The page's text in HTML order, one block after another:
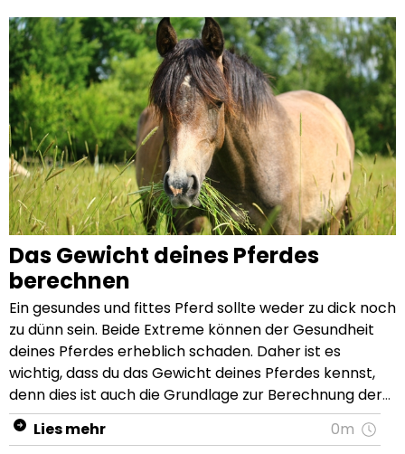
Das Gewicht deines Pferdes
berechnen
Ein gesundes und fittes Pferd sollte weder zu dick noch zu dünn sein. Beide Extreme können der Gesundheit deines Pferdes erheblich schaden. Daher ist es wichtig, dass du das Gewicht deines Pferdes kennst, denn dies ist auch die Grundlage zur Berechnung der optimalen täglichen Futterration und dient zusätzlich als Richtlinie für die Dosierung von Medikamenten sowie Wurmkuren. Wenn dir keine Tierwaage zur Verfügung steht, kannst du das Gewicht deines Pferdes ganz einfach berechnen. Du hast verschiedene Möglichkeiten, um das Gewicht deines Pferdes zu bestimmen. Die einfachste und genauste Art der Gewichtsbestimmung ist eine Waage. Ein Pferd kann natürlich nicht auf einer handelsüblichen Waage gewogen werden. Stattdessen gibt es spezielle Waagen, die für Tiere über 300 kg geeignet sind. Diese sind aber in der Regel sehr teuer und oft lohnt sich eine Anschaffung für den privaten Gebrauch nicht. Auch LKW-Waagen können sich für das Wiegen deines Pferdes eignen. Die Wiegegeräte finden sich häufig bei Genossenschaften oder Speditionen. Vielleicht kannst du in deiner Umgebung einmal nachsehen und fragen, ob du dein Pferd wiegen darfst. Am besten wiegst du das Gespann einmal ohne und einmal mit Pferd. Die Differenz ergibt dann das Gewicht deines Pferdes. Darüber hinaus gibt es mobile Pferdewaagen, die direkt auf dem Hof gefahren werden. Oftmals werden die Preise nach Anzahl der Pferde gestaffelt. Schließe dich mit anderen Pferdebesitzern zusammen, um die Kosten möglichst gering zu halten. Wie viel wiegt dein Pferd? Nicht alle Pferdebesitzer haben die Möglichkeit, eine Tierwaage zu organisieren. Wenn dieser Fall eintritt und du dennoch wissen möchtest, wie viel dein Pferd ungefähr auf die Waage bringt, kannst du das Gewicht bis auf wenige Kilogramm berechnen. Alles, was du dafür brauchst, ist ein mindestens 2 Meter langes Maßband und ein bisschen Mathematik. Am besten suchst du dir einen Helfer, der dich beim Maßnehmen unterstützt. Das Gewichtsmaßband zur ersten, groben Gewichtsbestimmung Mit speziellen Gewichtsmaßbändern kannst du durch das Messen des Brustumfanges an der Gurtlage das Gewicht deines Pferdes bestimmen. Das Band wird direkt hinter den Widerrist angelegt und einmal um das Pferd gelegt. Es ist wichtig, dass du das Maßband straff hältst, damit das Gewicht präzise gemessen werden kann. Die Gewichtsbestimmung mit einem Maßband dient zur ersten, groben Einschätzung des Gewichts deines Pferdes. Durch den regelmäßigen Einsatz des Gewichtsmaßbands werden etwaige Schwankungen deines Pferdes schnell festgestellt, sogar noch bevor diese mit den bloßen Augen erkennbar sind. Bestimme dazu einfach im Zweiwochenrhythmus das Gewicht deines Pferdes und notiere dir die Werte. Für ein genaueres Ergebnis empfehlen wir dir die Verwendung folgender Formeln: 1. Formel zur Errechnung des Pferdegewichts Bei der Gewichtsberechnung durch Formeln benötigst du ein flexibles Maßband mit Zentimeterangaben. Als erstes misst du den Brustumfang deines Pferdes in der Gurtlage und notierst dein Ergebnis. Anschließend wird die Länge des Pferdes von der Spitze der Schultervom Buggelenk bis zum Sitzbeinhöcker ermittelt. Diese beiden Werte setzt du dann in die sogenannte "Carroll und Huntington Formel" ein: (Brustumfang in cm x Brustumfang in cm x Länge in cm) / 11.877 = Gewicht deines Pferdes in Kilogramm Beispiel: Du hast den Brustumfang deines Pferdes mit 180 cm gemessen und dein Pferd ist 192 cm lang. Diese Werte setzt du in die Formel ein und bestimmst so das ungefähre Gewicht deines Pferdes: (180 cm x 180 cm x 192 cm) / 11.877 = 523,77 kg 2. Formel zur Errechnung des Pferdegewichts Die 2. Formel benötigt wieder den Brustumfang deines Pferdes in Zentimetern zur optimalen Gewichtsberechnung. Wie bei der 1. Formel wird dieser auch hier in der Gurtlage gemessen. Zusätzlich bestimmst du die Länge deines Pferdes von der Schulter bis zur Hinterhand. Die beiden Ergebnisse werden in die Formel eingesetzt: (Brustumfang in cm x Brustumfang in cm x Länge in cm) / 8.717 = Gewicht des Pferdes in Kilogramm Beispiel: Dein Pferd besitzt einen Brustumfang von 180 cm und ist etwa 141 cm lang. Diese Werte setzt du dann in die Formel ein und bestimmst so das ungefähre Gewicht: (180 cm x 180 cm x 141 cm) / 8.717 = 524,08 kg Mit beiden Formeln kannst du das Gewicht deines Pferdes bis auf etwa 20 kg (+/-) seines tatsächlichen Gewichts berechnen. Die genaue Zahl kannst du aber nur mit einer Waage erfassen. Das durchschnittliche Idealgewicht einzelner Pferderassen Nachdem du das Gewicht deines Pferdes bestimmt hast, vergleiche dieses doch einmal mit dem durchschnittlichen Gewicht der Rasse. Vielleicht hast du für deinen Haflinger ein Gewicht von 590 kg ermittelt und dir erscheint diese Zahl sehr hoch? Aber für ein Pferd dieser Rasse ist dies nicht unüblich. In der folgenden Tabelle haben wir dir ein paar bekannte und beliebte Pferderassen mit ihrem Durchschnittsgewicht und ihrer durchschnittlichen Größe zusammengestellt. Rasse Gewicht in Kilogramm Größe (Stockmaß) Andalusier 390 - 490 kg 150 - 172 cm Araber 380 - 450 kg 145 - 155 kg Deutsches Reitpony 320 - 330 kg 138 - 148 cm Englisches Vollblut 480 - 520 kg 152 - 173 cm Friese 500 - 750 kg 155 - 175 cm Haflinger 450 - 600 kg 138 - 148 cm Hannoveraner 530 - 760 kg 160 - 185 cm Holsteiner 700 - 850 kg 165 - 175 cm Isländer 300 - 500 kg 130 - 150 cm Oldenburger 510 - 700 kg 165 - 179 cm Paint Horse 470 - 600 kg 150 - 158 cm Quarter Horse 530 - 550 kg 150 - 160 cm Rheinländer 600 - 740 kg 165 - 175 cm Schwarzwälder Fuchs 600 - 700 kg 148 - 160 cm Shetlandpony 100 - 200 kg 87 - 107 cm Shire Horse 700 - 1000 kg 170 - 195 cm Traber 500 - 700 kg 150 - 175 cm Trakehner 460 - 670 kg 160 - 170 cm Welsh Pony 345 - 355 kg Bis 122 cm Westfale 530 - 740 kg 162 - 175 cm Auch innerhalb der Pferderassen gibt es verschiedene Typen, die vielleicht vom Idealgewicht ihrer Rasse abweichen, aber dennoch gesund und nicht zu dick oder zu dünn sind. Darüber hinaus gibt es Unterschiede zwischen Stuten, die oft leichter sind als Hengste, die etwas mehr Masse besitzen. Mit der Berechnung hast du bereits eine gute Grundlage zum Gewicht deines Pferdes ermittelt. Nun solltest du feststellen, ob dein Pferd zu viel oder zu wenig „auf den Rippen“ hat. Dazu eignet sich das sogenannte Body Condition Scoring, bei dem du verschiedene Bereiche, wie z.B. den Hals oder den Bauchbereich deines Pferdes, durch abtasten beurteilst. In unserem Ratgeber „Gewicht des Pferdes zu dick oder zu dünn“ erklären wir „Step-by-Step“, wie das Body Condition Scoring funktioniert. Hast du nach dem Messen und auch nach dem Body Condition Scoring festgestellt, dass dein Pferd einige Kilos zu viel auf den Rippen hat? Damit dein Pferd die überflüssigen Pfunde wieder verliert, ist das richtige Management essentiell. Erfahre im Pavo InShape Abnehmprogramm, wie dein Pferd auf gesunde und verantwortungsvolle Weise abnehmen kann. Erhalte von unseren Experten wertvolle Tipps zur Fütterung, Haltung und zum Training, damit dein übergewichtiges Pferd gesund abnehmen und sein Normalgewicht langfristig halten kann. Hier gratis Pavo InShape Programm downloaden und direkt mit dem Abnehmen starten! Wenn du dir unsicher bist, ob dein Pferd zu wenig oder zu viel wiegt, dann lasse dich auch einmal von unseren Pavo Fütterungsexperten oder deinem Tierarzt beraten. Er wird dein Pferd mit seinem fachmännischen Auge beurteilen und dir den besten Rat geben. Das Gewicht des Pferdes als Grundlage zur Berechnung der Futterrationen Die Kenntnis über das Gewicht und den Zustand deines Pferdes dient als optimale Grundlage für die Bestimmung der Futterration. Besonders die tägliche Raufutterration kannst du unter Zuhilfenahme des Gewichts errechnen. Denn dort gilt die Faustregel: ein Pferd muss täglich mindestens 1,5 % seines Körpergewichts an Trockenmasse aus Raufutter aufnehmen. Auch bei anderen Futterprodukten, wie Mineralfutter, Kraftfutter oder Ergänzungsfutter, wird zur täglichen Rationsempfehlung das Körpergewicht des Pferdes herangezogen. Achte auf die Angaben des Herstellers auf der Verpackung. Wenn dein Pferd vom Idealgewicht abweicht, wird das Durchschnittsgewicht der Rasse des Pferdes als Berechnungsgrundlage für die tägliche Futterration genutzt. Beispiel: Du hast errechnet, dass dein Schwarzwälder Fuchs 550 kg wiegt und mindestens 50 kg Untergewicht hat. Die täglichen Heurationen berechnest du am besten mit 650 kg, dem Durchschnittsgewicht der Rasse. Demnach benötigt dein Pferd täglich mind. 10 kg Heu oder einen entsprechenden Raufutterersatz. Beachte aber unbedingt den Typ und den Zustand deines Pferdes und passe die Berechnungsgrundlage dementsprechend an. Bei einem übergewichtigen Pferd nutzt du ebenfalls das durchschnittliche Idealgewicht als Rechnungsgrundlage für die tägliche Futterration. Beispiel: Deine Rec
Lies mehr 0m